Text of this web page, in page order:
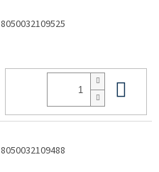
8050032109525
8050032109488